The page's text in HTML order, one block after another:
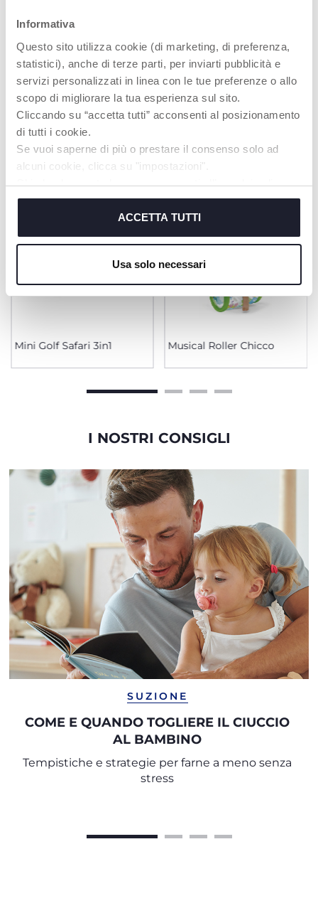
Informativa
Questo sito utilizza cookie (di marketing, di preferenza,
statistici), anche di terze parti, per inviarti pubblicità e
servizi personalizzati in linea con le tue preferenze o allo
scopo di migliorare la tua esperienza sul sito.
Cliccando su “accetta tutti” acconsenti al posizionamento
di tutti i cookie.
Se vuoi saperne di più o prestare il consenso solo ad
alcuni cookie, clicca su "impostazioni".
Chiudendo questo banner acconsenti all’uso dei soli
cookie tecnici, indispensabili per fruire del servizio
ACCETTA TUTTI
Usa solo necessari
annoiarsi
PRODOTTI CHE POTREBBERO
INTERESSARTI
Mini Golf Safari 3in1 Musical Roller Chicco
I NOSTRI CONSIGLI
SUZIONE
COME E QUANDO TOGLIERE IL CIUCCIO
AL BAMBINO
Tempistiche e strategie per farne a meno senza
stress